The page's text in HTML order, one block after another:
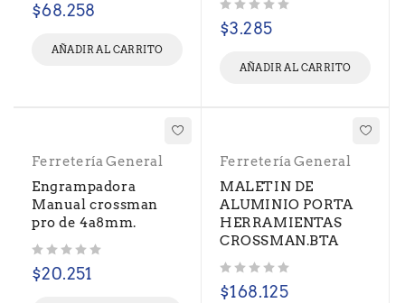
$68.258
AÑADIR AL CARRITO
$3.285
AÑADIR AL CARRITO
Ferretería General
Engrampadora
Manual crossman
pro de 4a8mm.
$20.251
Ferretería General
MALETIN DE
ALUMINIO PORTA
HERRAMIENTAS
CROSSMAN.BTA
$168.125